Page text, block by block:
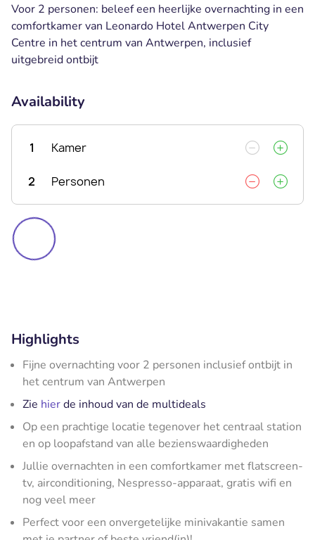
Voor 2 personen: beleef een heerlijke overnachting in een
comfortkamer van Leonardo Hotel Antwerpen City
Centre in het centrum van Antwerpen, inclusief
uitgebreid ontbijt
Availability
1 Kamer
2 Personen
Highlights
Fijne overnachting voor 2 personen inclusief ontbijt in
het centrum van Antwerpen
Zie hierde inhoud van de multideals
Op een prachtige locatie tegenover het centraal station
en op loopafstand van alle bezienswaardigheden
Jullie overnachten in een comfortkamer met flatscreen-
tv, airconditioning, Nespresso-apparaat, gratis wifi en
nog veel meer
Perfect voor een onvergetelijke minivakantie samen